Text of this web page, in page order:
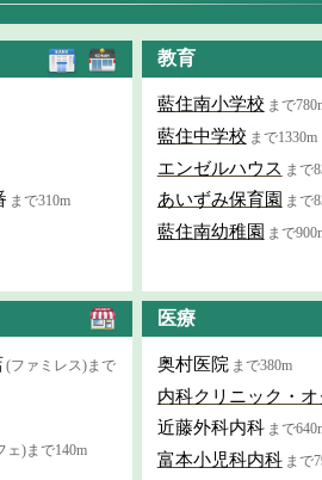
まで310m
教育
藍住南小学校 まで
藍住中学校 まで1330m
エンゼルハウス まで
あいずみ保育園 まで
藍住南幼稚園 まで
(ファミレス)まで
ェ)まで140m
医療
奥村医院 まで380m
内科クリニック・オ
近藤外科内科 まで
富本小児科内科 まで